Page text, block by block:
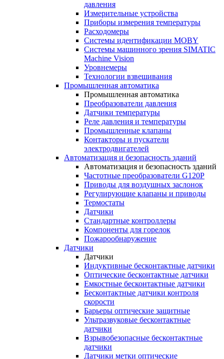
давления
Измерительные устройства
Приборы измерения температуры
Расходомеры
Системы идентификации MOBY
Системы машинного зрения SIMATIC
Machine Vision
Уровнемеры
Технологии взвешивания
Промышленная автоматика
Промышленная автоматика
Преобразователи давления
Датчики температуры
Реле давления и температуры
Промышленные клапаны
Контакторы и пускатели
электродвигателей
Автоматизация и безопасность зданий
Автоматизация и безопасность зданий
Частотные преобразователи G120P
Приводы для воздушных заслонок
Регулирующие клапаны и приводы
Термостаты
Датчики
Стандартные контроллеры
Компоненты для горелок
Пожарообнаружение
Датчики
Датчики
Индуктивные бесконтактные датчики
Оптические бесконтактные датчики
Емкостные бесконтактные датчики
Бесконтактные датчики контроля
скорости
Барьеры оптические защитные
Ультразвуковые бесконтактные
датчики
Взрывобезопасные бесконтактные
датчики
Датчики метки оптические